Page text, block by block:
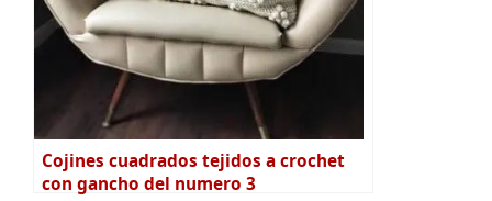
Cojines cuadrados tejidos a crochet
con gancho del numero 3